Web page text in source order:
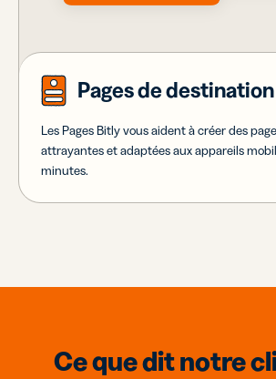
Pages de destination
Les Pages Bitly vous aident à créer des
attrayantes et adaptées aux appareils
minutes.
Ce que dit notre